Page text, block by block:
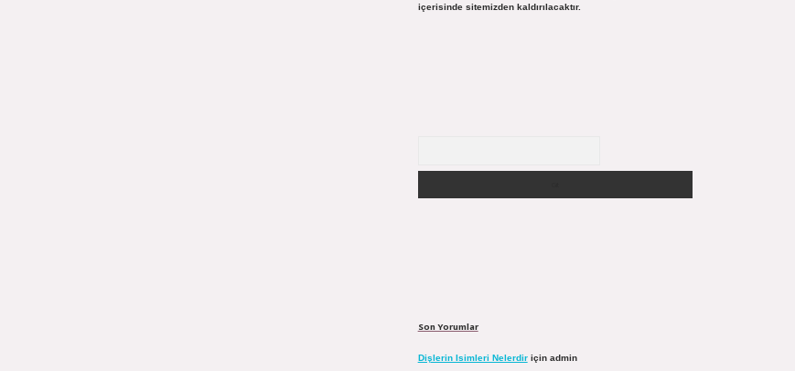
içerisinde sitemizden kaldırılacaktır.
Son Yorumlar
Dişlerin Isimleri Nelerdiriçin admin